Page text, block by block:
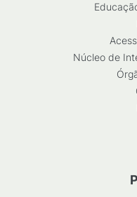
Núcleo de